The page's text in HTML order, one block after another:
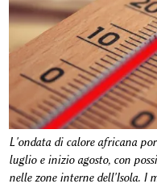
L'ondata di calore africana
luglio e inizio agosto, con
nelle zone interne dell'Isola. I